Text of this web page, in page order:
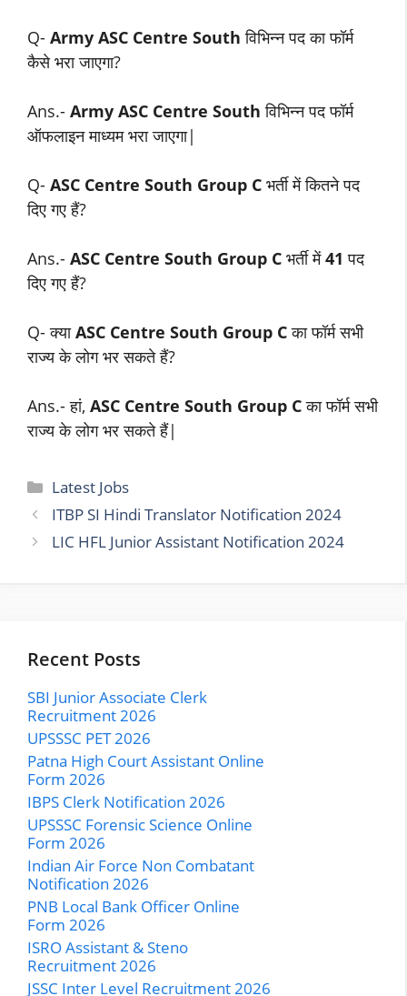
Q- Army ASC Centre South विभिन्न पद का फॉर्म
कैसे भरा जाएगा?
Ans.- Army ASC Centre South विभिन्न पद फॉर्म
ऑफलाइन माध्यम भरा जाएगा|
Q- ASC Centre South Group C भर्ती में कितने पद
दिए गए हैं?
Ans.- ASC Centre South Group C भर्ती में41 पद
दिए गए हैं?
Q- क्याASC Centre South Group Cका फॉर्म सभी
राज्य के लोग भर सकते हैं?
Ans.- हां, ASC Centre South Group Cका फॉर्म सभी
राज्य के लोग भर सकते हैं|
Categories
Latest Jobs
ITBP SI Hindi Translator Notification 2024
LIC HFL Junior Assistant Notification 2024
Recent Posts
SBI Junior Associate Clerk
Recruitment 2026
UPSSSC PET 2026
Patna High Court Assistant Online
Form 2026
IBPS Clerk Notification 2026
UPSSSC Forensic Science Online
Form 2026
Indian Air Force Non Combatant
Notification 2026
PNB Local Bank Officer Online
Form 2026
ISRO Assistant & Steno
Recruitment 2026
JSSC Inter Level Recruitment 2026